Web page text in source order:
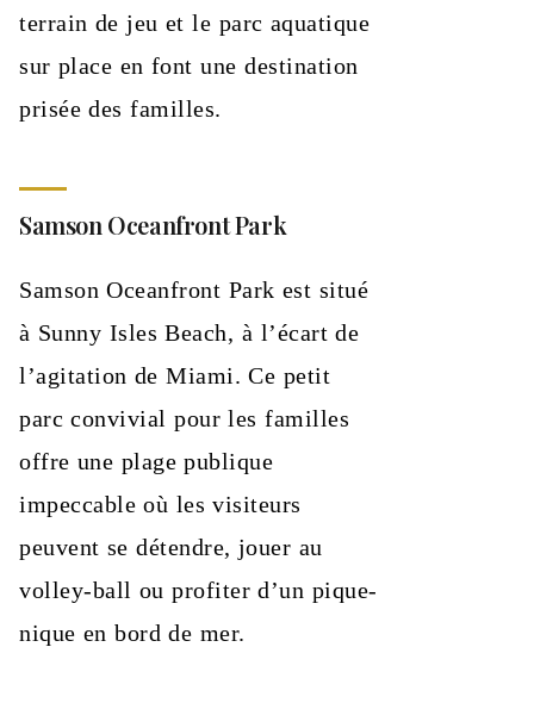
terrain de jeu et le parc aquatique
sur place en font une destination
prisée des familles.
Samson Oceanfront Park
Samson Oceanfront Park est situé
à Sunny Isles Beach, à l’écart de
l’agitation de Miami. Ce petit
parc convivial pour les familles
offre une plage publique
impeccable où les visiteurs
peuvent se détendre, jouer au
volley-ball ou profiter d’un pique-
nique en bord de mer.